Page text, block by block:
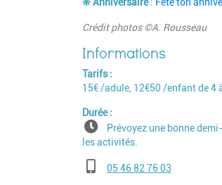
Crédit photos ©A. Rousseau
Tarifs
15€ /adule, 12€50 /enfant de 4
Durée
Prévoyez une bonne
les activités.
Téléphone05 46 82 76 03